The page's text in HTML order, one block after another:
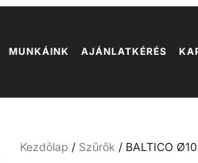
MUNKÁINK AJÁNLATKÉRÉS
Kezdőlap / Szűrők / BALTICO